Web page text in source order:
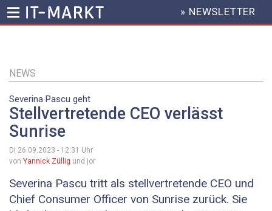
Inhalt
HEADER
MENU
» NEWSLETTER
NEWS
Severina Pascu geht
Stellvertretende CEO verlässt
Sunrise
Di 26.09.2023 - 12:31 Uhr
von Yannick Züllig und jor
Severina Pascu tritt als stellvertretende CEO und
Chief Consumer Officer von Sunrise zurück. Sie